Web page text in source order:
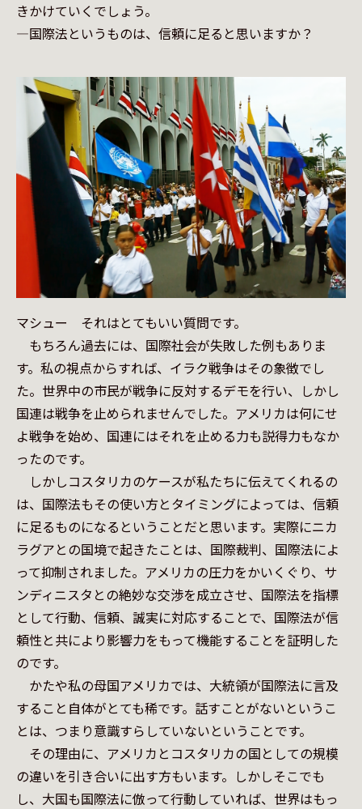
きかけていくでしょう。
—国際法というものは、信頼に足ると思いますか？
マシュー　それはとてもいい質問です。
もちろん過去には、国際社会が失敗した例もありま
す。私の視点からすれば、イラク戦争はその象徴でし
た。世界中の市民が戦争に反対するデモを行い、しかし
国連は戦争を止められませんでした。アメリカは何にせ
よ戦争を始め、国連にはそれを止める力も説得力もなか
ったのです。
しかしコスタリカのケースが私たちに伝えてくれるの
は、国際法もその使い方とタイミングによっては、信頼
に足るものになるということだと思います。実際にニカ
ラグアとの国境で起きたことは、国際裁判、国際法によ
って抑制されました。アメリカの圧力をかいくぐり、サ
ンディニスタとの絶妙な交渉を成立させ、国際法を指標
として行動、信頼、誠実に対応することで、国際法が信
頼性と共により影響力をもって機能することを証明した
のです。
かたや私の母国アメリカでは、大統領が国際法に言及
すること自体がとても稀です。話すことがないというこ
とは、つまり意識すらしていないということです。
その理由に、アメリカとコスタリカの国としての規模
の違いを引き合いに出す方もいます。しかしそこでも
し、大国も国際法に倣って行動していれば、世界はもっ